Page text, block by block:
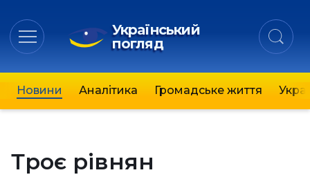
Український
погляд
Новини Аналітика Громадське життя
Троє рівнян